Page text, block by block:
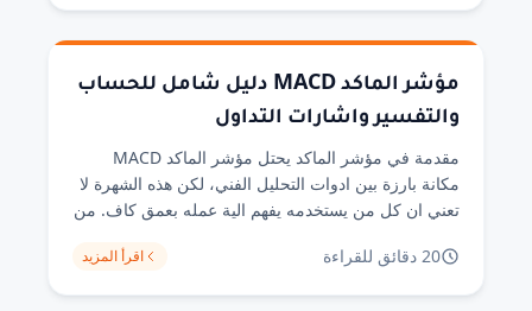
مؤشر الماكد MACD دليل شامل للحساب
والتفسير واشارات التداول
مقدمة في مؤشر الماكد يحتل مؤشر الماكد MACD
مكانة بارزة بين ادوات التحليل الفني، لكن هذه الشهرة لا
تعني ان كل من يستخدمه يفهم الية عمله بعمق كاف. من
سنوات، لاحظت ان كثيرا من المتداولين يعاملون هذا
20 دقائق للقراءة اقرأ المزيد